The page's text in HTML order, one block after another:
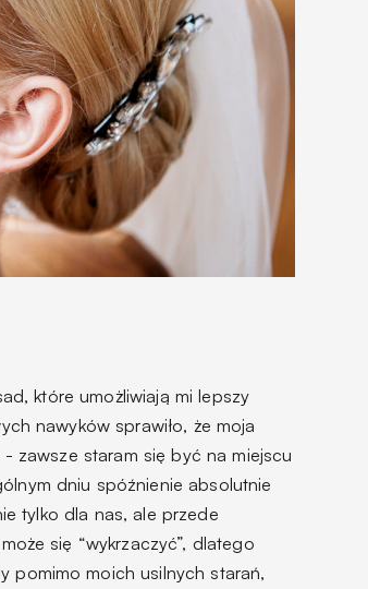
które umożliwiają mi lepszy
nawyków sprawiło, że moja
zawsze staram się być na miejscu
dniu spóźnienie absolutnie
tylko dla nas, ale przede
się “wykrzaczyć”, dlatego
pomimo moich usilnych starań,